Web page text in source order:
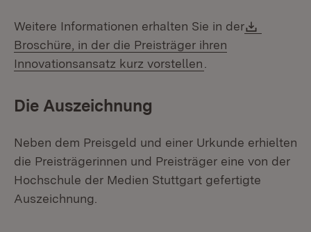
Weitere Informationen erhalten Sie in der
Broschüre, in der die Preisträger ihren
Innovationsansatz kurz vorstellen
Die Auszeichnung
Neben dem Preisgeld und einer Urkunde erhielten
die Preisträgerinnen und Preisträger eine von der
Hochschule der Medien Stuttgart gefertigte
Auszeichnung.